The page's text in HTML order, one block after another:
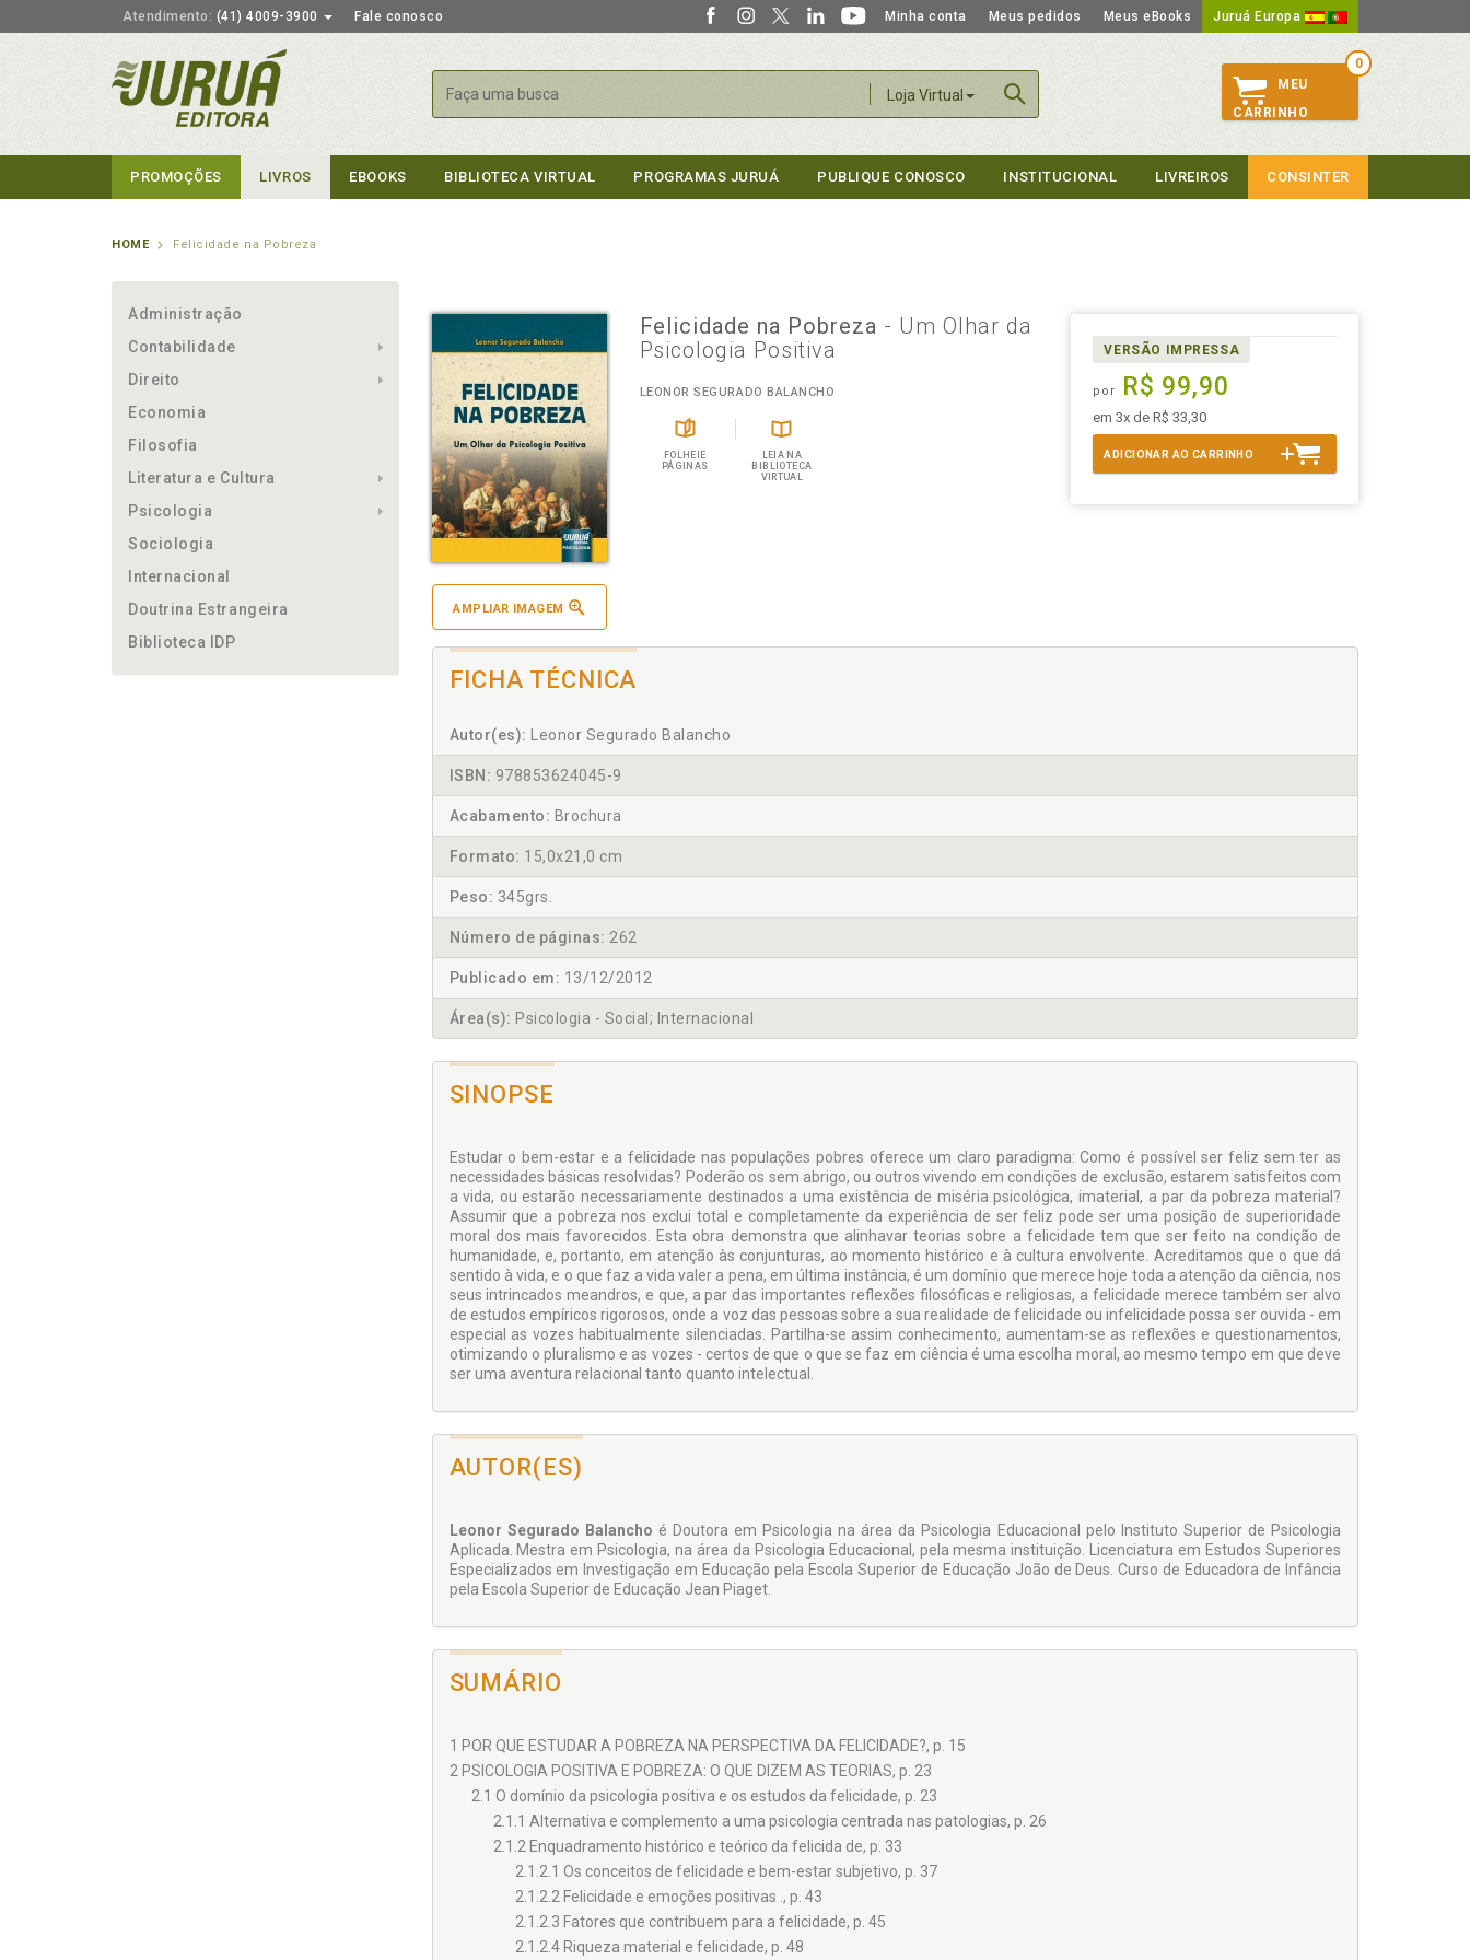
Atendimento: (41) 4009-3900 Fale conosco Minha conta Meus pedidos Meus eBooks Juruá Europa
Loja Virtual
Buscar
0
MEU
CARRINHO
PROMOÇÕES LIVROS EBOOKS BIBLIOTECA VIRTUAL PROGRAMAS JURUÁ PUBLIQUE CONOSCO INSTITUCIONAL LIVREIROS CONSINTER
HOME Felicidade na Pobreza
Administração
Contabilidade
Direito
Economia
Filosofia
Literatura e Cultura
Psicologia
Sociologia
Internacional
Doutrina Estrangeira
Biblioteca IDP
AMPLIAR IMAGEM
Felicidade na Pobreza - Um Olhar da
Psicologia Positiva
LEONOR SEGURADO BALANCHO
FOLHEIE
PÁGINAS
LEIA NA
BIBLIOTECA
VIRTUAL
VERSÃO IMPRESSA
por R$ 99,90
em 3x de R$ 33,30
ADICIONAR AO CARRINHO
FICHA TÉCNICA
Autor(es): Leonor Segurado Balancho
ISBN: 978853624045-9
Acabamento: Brochura
Formato: 15,0x21,0 cm
Peso: 345grs.
Número de páginas: 262
Publicado em: 13/12/2012
Área(s): Psicologia - Social; Internacional
SINOPSE
Estudar o bem-estar e a felicidade nas populações pobres oferece um claro paradigma: Como é possível ser feliz sem ter as
necessidades básicas resolvidas? Poderão os sem abrigo, ou outros vivendo em condições de exclusão, estarem satisfeitos com
a vida, ou estarão necessariamente destinados a uma existência de miséria psicológica, imaterial, a par da pobreza material?
Assumir que a pobreza nos exclui total e completamente da experiência de ser feliz pode ser uma posição de superioridade
moral dos mais favorecidos. Esta obra demonstra que alinhavar teorias sobre a felicidade tem que ser feito na condição de
humanidade, e, portanto, em atenção às conjunturas, ao momento histórico e à cultura envolvente. Acreditamos que o que dá
sentido à vida, e o que faz a vida valer a pena, em última instância, é um domínio que merece hoje toda a atenção da ciência, nos
seus intrincados meandros, e que, a par das importantes reflexões filosóficas e religiosas, a felicidade merece também ser alvo
de estudos empíricos rigorosos, onde a voz das pessoas sobre a sua realidade de felicidade ou infelicidade possa ser ouvida - em
especial as vozes habitualmente silenciadas. Partilha-se assim conhecimento, aumentam-se as reflexões e questionamentos,
otimizando o pluralismo e as vozes - certos de que o que se faz em ciência é uma escolha moral, ao mesmo tempo em que deve
ser uma aventura relacional tanto quanto intelectual.
AUTOR(ES)
Leonor Segurado Balancho é Doutora em Psicologia na área da Psicologia Educacional pelo Instituto Superior de Psicologia
Aplicada. Mestra em Psicologia, na área da Psicologia Educacional, pela mesma instituição. Licenciatura em Estudos Superiores
Especializados em Investigação em Educação pela Escola Superior de Educação João de Deus. Curso de Educadora de Infância
pela Escola Superior de Educação Jean Piaget.
SUMÁRIO
1 POR QUE ESTUDAR A POBREZA NA PERSPECTIVA DA FELICIDADE?, p. 15
2 PSICOLOGIA POSITIVA E POBREZA: O QUE DIZEM AS TEORIAS, p. 23
2.1 O domínio da psicologia positiva e os estudos da felicidade, p. 23
2.1.1 Alternativa e complemento a uma psicologia centrada nas patologias, p. 26
2.1.2 Enquadramento histórico e teórico da felicida de, p. 33
2.1.2.1 Os conceitos de felicidade e bem-estar subjetivo, p. 37
2.1.2.2 Felicidade e emoções positivas ., p. 43
2.1.2.3 Fatores que contribuem para a felicidade, p. 45
2.1.2.4 Riqueza material e felicidade, p. 48